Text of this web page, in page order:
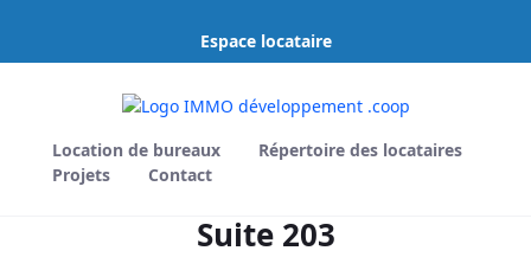
Espace locataire
Location de bureaux
Répertoire des locataires
Projets
Contact
Suite 203